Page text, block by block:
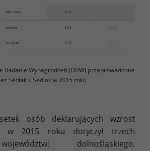
takie samo 45,8 2 500
większe 33,8 2 800
mniejsze 11,8 2 400
Badanie Wynagrodzeń (OBW) przeprowadzone
Sedlak &Sedlak w 2015 roku
osób deklarujących wzrost
w 2015 roku dotyczył trzech
dolnośląskiego,